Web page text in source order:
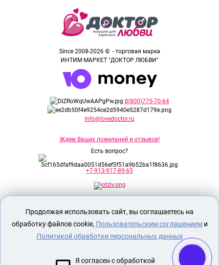
Since 2008-2026 © - торговая марка
ИНТИМ МАРКЕТ "ДОКТОР ЛЮБВИ"
8(800)775-70-64
info@lovedoctor.ru
Ждем Ваших пожеланий и отзывов!
Есть вопрос?
+7-913-917-89-65
Секс шоп Доктор Любви
исключительно для лиц старше 18 лет!
Евразийского соответствия.
ОПЛАТА И ДОСТАВКА
Продолжая использовать сайт, вы соглашаетесь на
обработку файлов cookie, Пользовательским соглашениеми
Политикой обработки персональных данных
Я согласен с обработкой